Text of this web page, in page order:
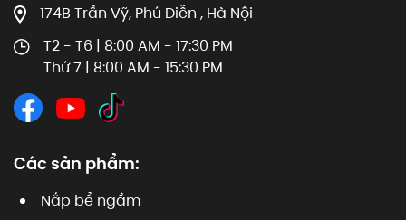
174B Trần Vỹ, Phú Diễn , Hà Nội
T2 - T6 | 8:00 AM - 17:30 PM
Thứ 7 | 8:00 AM - 15:30 PM
Các sản phẩm:
Nắp bể ngầm